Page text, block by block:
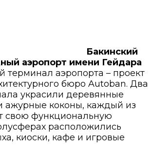
Бакинский
аэропорт имени Гейдара
терминал аэропорта – проект
бюро Autoban. Два
украсили деревянные
ажурные коконы, каждый из
свою функциональную
расположились
киоски, кафе и игровые